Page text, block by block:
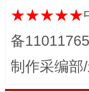
★★★★★
备
制作采编部